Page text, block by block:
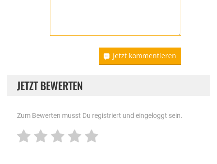
Jetzt kommentieren
JETZT BEWERTEN
Zum Bewerten musst Du registriert und eingeloggt sein.